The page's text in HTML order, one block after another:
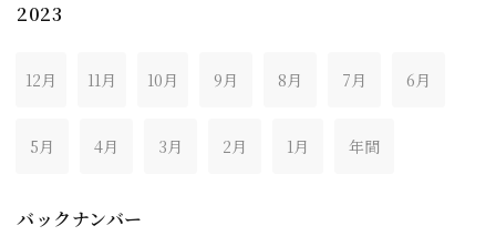
2023
12月 11月 10月 9月 8月 7月 6月
5月 4月 3月 2月 1月 年間
バックナンバー